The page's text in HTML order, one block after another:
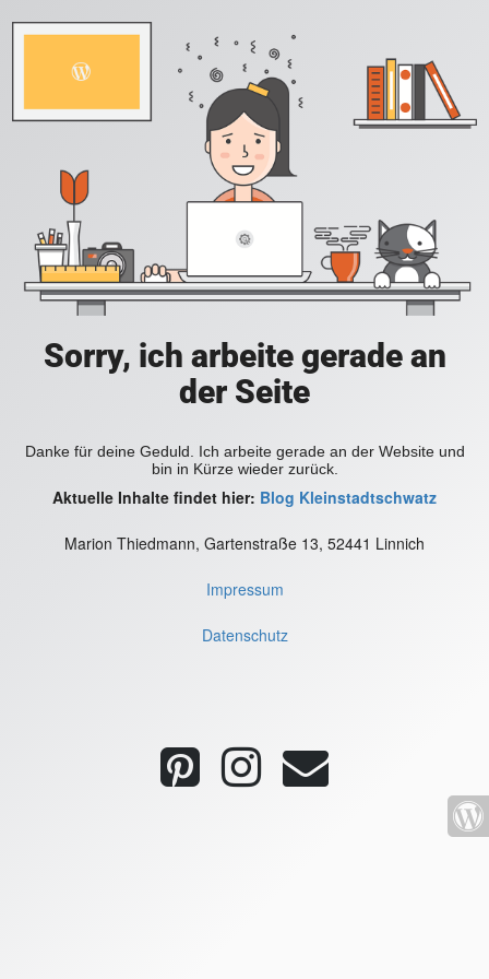
Sorry, ich arbeite gerade an
der Seite
Danke für deine Geduld. Ich arbeite gerade an der Website und
bin in Kürze wieder zurück.
Aktuelle Inhalte findet hier: Blog Kleinstadtschwatz
Marion Thiedmann, Gartenstraße 13, 52441 Linnich
Impressum
Datenschutz